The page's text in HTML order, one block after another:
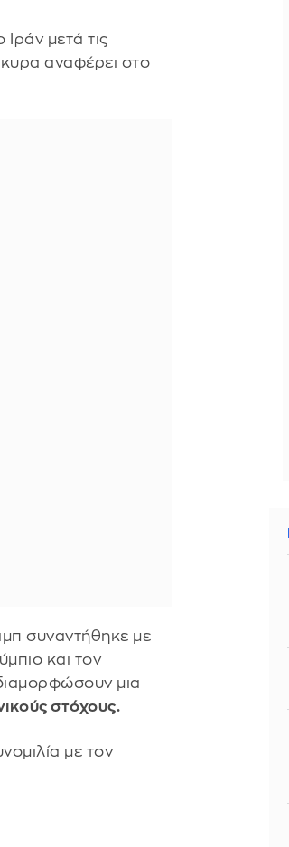
Ιράν μετά τις
αναφέρει στο
συναντήθηκε με
και τον
μια
στόχους.
με τον